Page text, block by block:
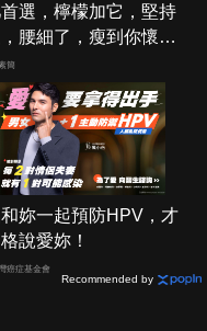
選，檸檬加它，堅持
腰細了，瘦到你懷疑
簡
妳一起預防HPV，才
說愛妳！
癌症基金會
Recommended by